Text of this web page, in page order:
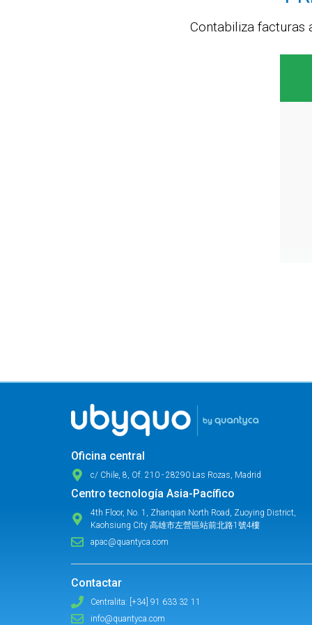
Contabiliza facturas
Oficina central
c/ Chile, 8, Of. 210 - 28290 Las Rozas, Madrid
Centro tecnología Asia-Pacífico
4th Floor, No. 1, Zhanqian North Road, Zuoying District,
Kaohsiung City 高雄市左營區站前北路1號4樓
apac@quantyca.com
Contactar
Centralita: [+34] 91 633 32 11
info@quantyca.com